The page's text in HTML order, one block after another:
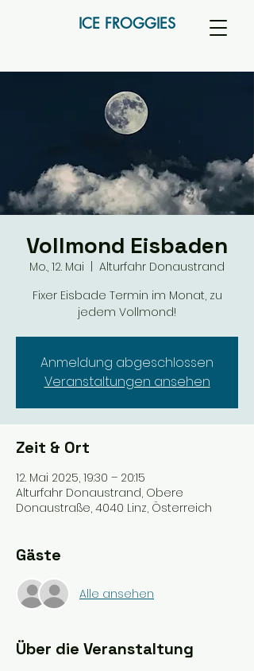
ICE FROGGIES
Vollmond Eisbaden
Mo., 12. Mai
Alturfahr Donaustrand
Fixer Eisbade Termin im Monat, zu
jedem Vollmond!
Anmeldung abgeschlossen
Veranstaltungen ansehen
Zeit & Ort
12. Mai 2025, 19:30 – 20:15
Alturfahr Donaustrand, Obere
Donaustraße, 4040 Linz, Österreich
Gäste
Alle ansehen
Über die Veranstaltung